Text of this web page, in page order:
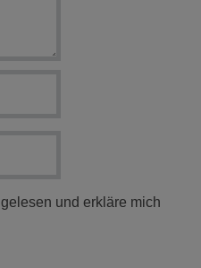
gelesen und erkläre mich